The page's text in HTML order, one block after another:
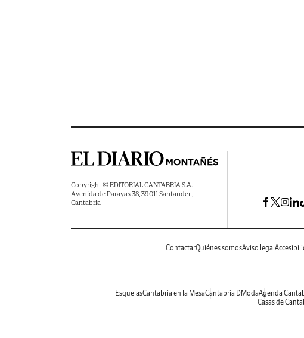
Copyright © EDITORIAL CANTABRIA S.A.
Avenida de Parayas 38, 39011 Santander ,
Cantabria
ContactarQuiénes somosAviso legal
EsquelasCantabria en la MesaCantabria DModaAgenda
Casas de